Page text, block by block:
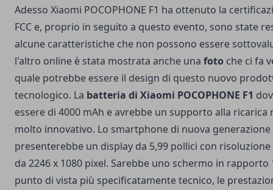
Adesso Xiaomi POCOPHONE F1 ha ottenuto la
FCC e, proprio in seguito a questo evento, sono state
alcune caratteristiche che non possono essere
l'altro online è stata mostrata anche una foto che ci fa
quale potrebbe essere il design di questo nuovo
tecnologico. La batteria di Xiaomi POCOPHONE F1
essere di 4000 mAh e avrebbe un supporto alla ricarica
molto innovativo. Lo smartphone di nuova generazione
presenterebbe un display da 5,99 pollici con risoluzione
da 2246 x 1080 pixel. Sarebbe uno schermo in rapporto
punto di vista più specificatamente tecnico, le